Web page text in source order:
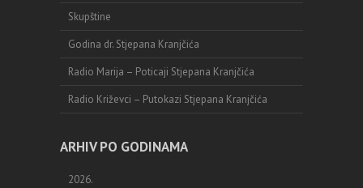
Skupštine
Godina dr. Stjepana Kranjčića
Radio Marija – Poticaji Stjepana Kranjčića
Radio Križevci – Putokazi Stjepana Kranjčića
ARHIV PO GODINAMA
2026.